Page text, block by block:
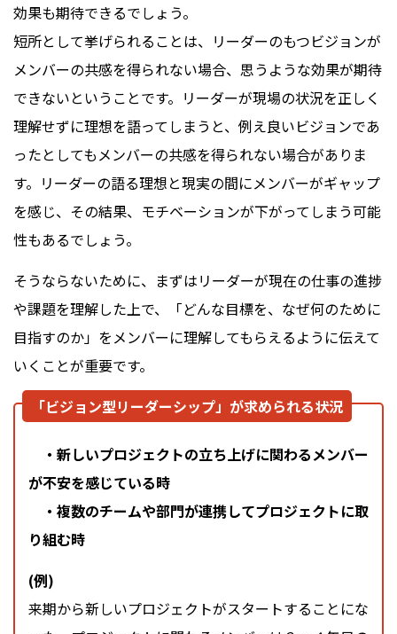
効果も期待できるでしょう。
短所として挙げられることは、リーダーのもつビジョンが
メンバーの共感を得られない場合、思うような効果が期待
できないということです。リーダーが現場の状況を正しく
理解せずに理想を語ってしまうと、例え良いビジョンであ
ったとしてもメンバーの共感を得られない場合がありま
す。リーダーの語る理想と現実の間にメンバーがギャップ
を感じ、その結果、モチベーションが下がってしまう可能
性もあるでしょう。
そうならないために、まずはリーダーが現在の仕事の進捗
や課題を理解した上で、「どんな目標を、なぜ何のために
目指すのか」をメンバーに理解してもらえるように伝えて
いくことが重要です。
「ビジョン型リーダーシップ」が求められる状況
・新しいプロジェクトの立ち上げに関わるメンバー
が不安を感じている時
・複数のチームや部門が連携してプロジェクトに取
り組む時
(例)
来期から新しいプロジェクトがスタートすることにな